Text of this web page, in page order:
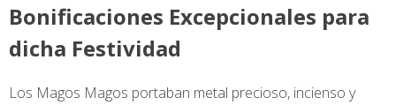
Bonificaciones Excepcionales para
dicha Festividad
Los Magos Magos portaban metal precioso, incienso y